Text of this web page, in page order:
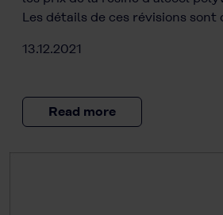
Les détails de ces révisions sont
13.12.2021
Read more